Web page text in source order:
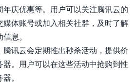
年庆优惠等。用户可以关注腾讯云的
媒体账号或加入相关社群，及时了解
息。
腾讯云会定期推出秒杀活动，提供价
器。用户可以在这些活动中抢购到性
。